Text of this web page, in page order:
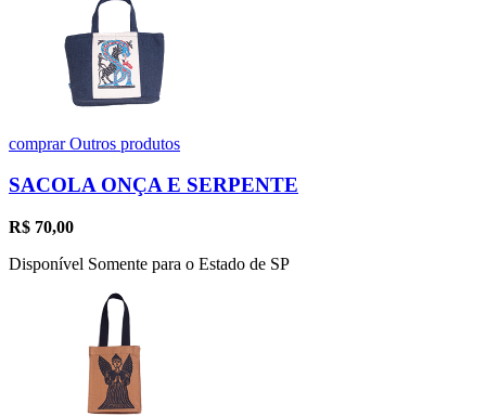
comprarOutros produtos
SACOLA ONÇA E SERPENTE
R$ 70,00
Disponível Somente para o Estado de SP